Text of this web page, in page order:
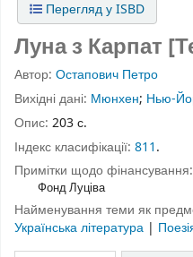
Перегляд у ISBD
Луна з Карпат
Автор: Остапович Петро
Вихідні дані: Мюнхен; Нью-
Опис: 203 с.
Індекс класифікації: 811.
Примітки щодо фінансування:
Фонд Луціва
Найменування теми як
Українська література |